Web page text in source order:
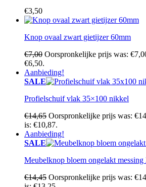
€3,50
Knop ovaal zwart gietijzer 60mm
€7,00 Oorspronkelijke prijs was:
€6,50.
Aanbieding!
SALE
Profielschuif vlak 35×100 nikkel
€14,65 Oorspronkelijke prijs was:
is: €10,87.
Aanbieding!
SALE
Meubelknop bloem ongelakt messing
€14,45 Oorspronkelijke prijs was: